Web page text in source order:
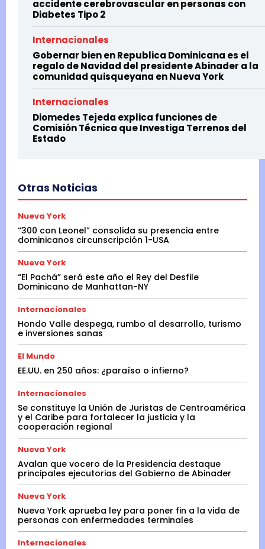
accidente cerebrovascular en personas con
Diabetes Tipo 2
Internacionales
Gobernar bien en Republica Dominicana es el
regalo de Navidad del presidente Abinader a la
comunidad quisqueyana en Nueva York
Internacionales
Diomedes Tejeda explica funciones de
Comisión Técnica que Investiga Terrenos del
Estado
Otras Noticias
Nueva York
“300 con Leonel” consolida su presencia entre
dominicanos circunscripción 1-USA
Nueva York
“El Pachá” será este año el Rey del Desfile
Dominicano de Manhattan-NY
Internacionales
Hondo Valle despega, rumbo al desarrollo, turismo
e inversiones sanas
El Mundo
EE.UU. en 250 años: ¿paraíso o infierno?
Internacionales
Se constituye la Unión de Juristas de Centroamérica
y el Caribe para fortalecer la justicia y la
cooperación regional
Nueva York
Avalan que vocero de la Presidencia destaque
principales ejecutorias del Gobierno de Abinader
Nueva York
Nueva York aprueba ley para poner fin a la vida de
personas con enfermedades terminales
Internacionales